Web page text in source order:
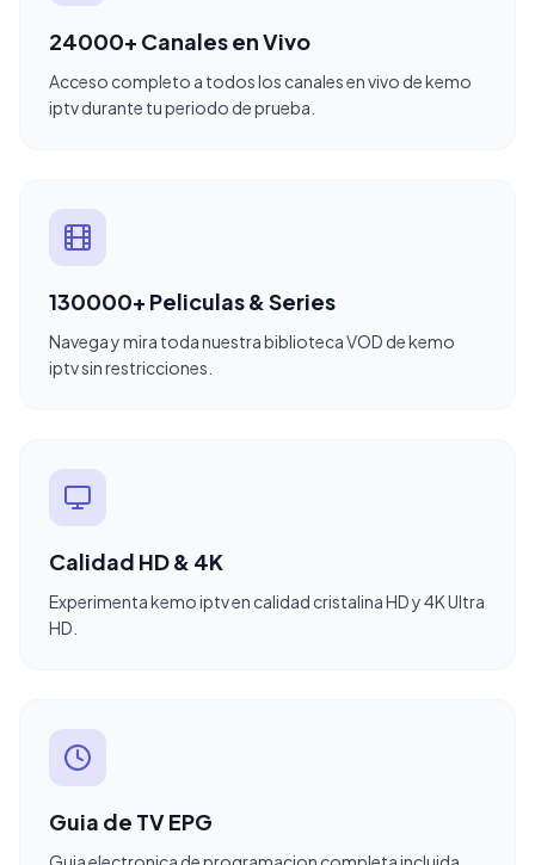
24000+ Canales en Vivo
Acceso completo a todos los canales en vivo de kemo
iptv durante tu periodo de prueba.
130000+ Peliculas & Series
Navega y mira toda nuestra biblioteca VOD de kemo
iptv sin restricciones.
Calidad HD & 4K
Experimenta kemo iptv en calidad cristalina HD y 4K Ultra
HD.
Guia de TV EPG